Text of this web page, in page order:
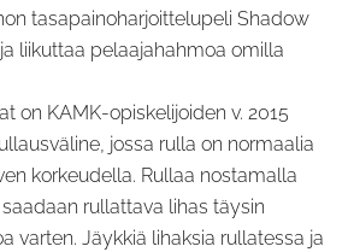
tasapainoharjoittelupeli Shadow
liikuttaa pelaajahahmoa omilla
on KAMK-opiskelijoiden v. 2015
jossa rulla on normaalia
korkeudella. Rullaa nostamalla
rullattava lihas täysin
varten. Jäykkiä lihaksia rullatessa ja